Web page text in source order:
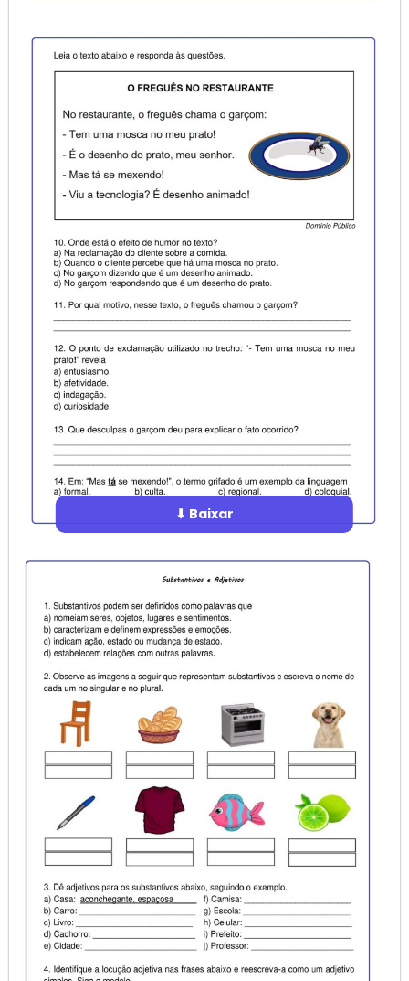
⬇ Baixar